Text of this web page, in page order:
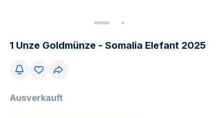
1 Unze Goldmünze - Somalia Elefant 2025
Ausverkauft